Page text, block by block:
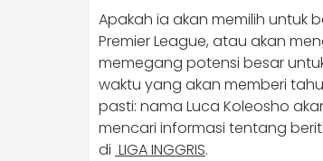
Apakah ia akan memilih untuk
Premier League, atau akan
memegang potensi besar
waktu yang akan memberi
pasti: nama Luca Koleosho
mencari informasi tentang
di LIGA INGGRIS.